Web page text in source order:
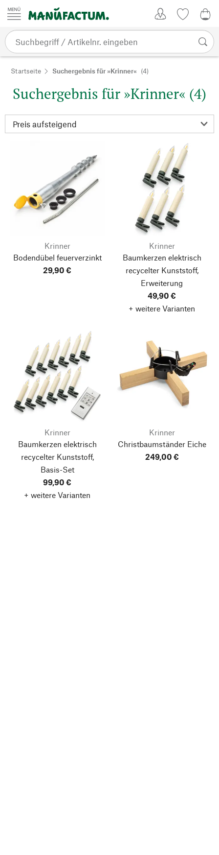
Zum Inhalt springen
Startseite Suchergebnis für »Krinner« (4)
Suchergebnis für »Krinner« (4)
Krinner
Bodendübel feuerverzinkt
29,90 €
Krinner
Baumkerzen elektrisch
recycelter Kunststoff,
Erweiterung
49,90 €
+ weitere Varianten
Krinner
Baumkerzen elektrisch
recycelter Kunststoff,
Basis-Set
99,90 €
+ weitere Varianten
Krinner
Christbaumständer Eiche
249,00 €